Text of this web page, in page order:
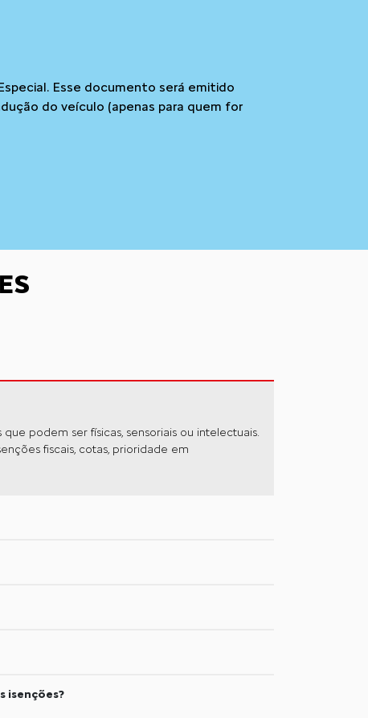
Esse documento será emitido
do veículo (apenas para quem for
podem ser físicas, sensoriais ou intelectuais.
fiscais, cotas, prioridade em
isenções?